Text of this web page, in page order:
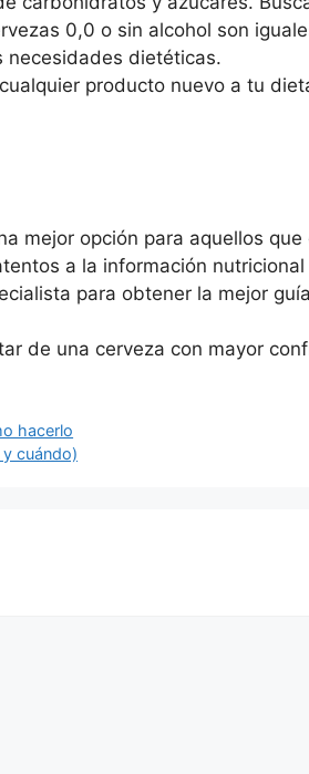
0,0 o sin alcohol son
necesidades dietéticas.
producto nuevo a tu
mejor opción para aquellos
a la información
para obtener la mejor
de una cerveza con mayor
hacerlo
cuándo)